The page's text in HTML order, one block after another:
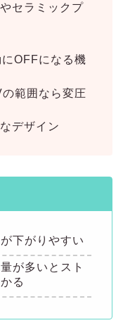
セラミックプ
OFFになる機
範囲なら変圧
デザイン
下がりやすい
が多いとスト
る